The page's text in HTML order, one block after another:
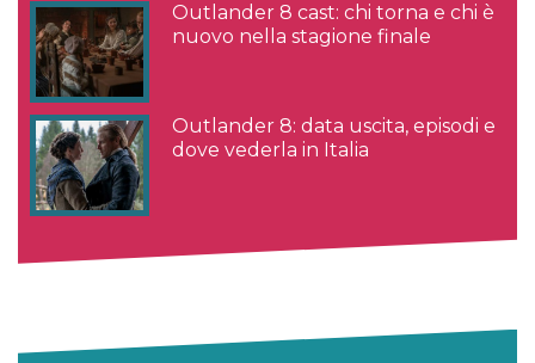
Outlander 8 cast: chi torna e chi è
nuovo nella stagione finale
Outlander 8: data uscita, episodi e
dove vederla in Italia